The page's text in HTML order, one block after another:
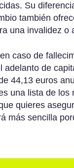
Su
también
una invalidez o
caso de
adelanto de
44,13 euros
una lista de los
quieres
más sencilla